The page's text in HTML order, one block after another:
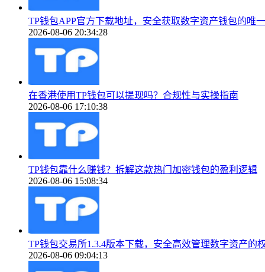
TP钱包APP官方下载地址，安全获取数字资产钱包的唯
2026-08-06 20:34:28
在香港使用TP钱包可以提现吗？合规性与实操指南
2026-08-06 17:10:38
TP钱包靠什么赚钱？拆解这款热门加密钱包的盈利逻辑
2026-08-06 15:08:34
TP钱包交易所1.3.4版本下载，安全高效管理数字资产的
2026-08-06 09:04:13